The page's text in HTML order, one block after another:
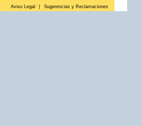
Aviso Legal Sugerencias y Reclamaciones